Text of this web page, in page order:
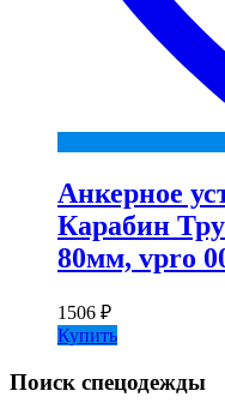
Анкерное
Карабин
80мм, vpro
1506 ₽
Купить
Поиск спецодежды